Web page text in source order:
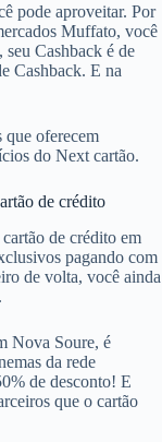
pode aproveitar. Por
Muffato, você
Cashback é de
Cashback. E na
que oferecem
do Next cartão.
de crédito
de crédito em
pagando com
de volta, você ainda
Nova Soure, é
da rede
de desconto! E
que o cartão